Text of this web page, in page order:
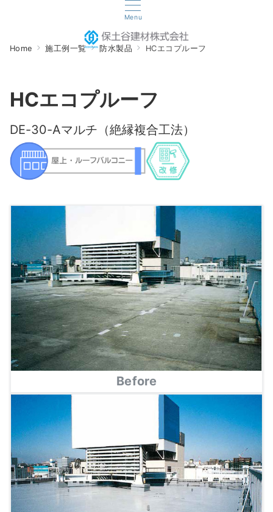
Menu
Home 施工例一覧 防水製品 HCエコプルーフ
HCエコプルーフ
DE-30-Aマルチ（絶縁複合工法）
Before